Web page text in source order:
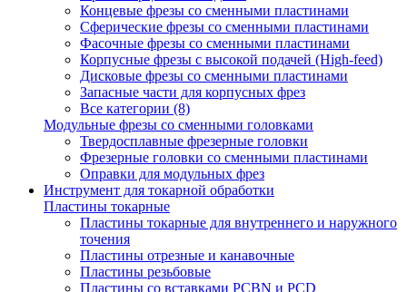
Концевые фрезы со сменными пластинами
Сферические фрезы со сменными пластинами
Фасочные фрезы со сменными пластинами
Корпусные фрезы с высокой подачей (High-feed)
Дисковые фрезы со сменными пластинами
Запасные части для корпусных фрез
Все категории (8)
Модульные фрезы со сменными головками
Твердосплавные фрезерные головки
Фрезерные головки со сменными пластинами
Оправки для модульных фрез
Инструмент для токарной обработки
Пластины токарные
Пластины токарные для внутреннего и наружного
точения
Пластины отрезные и канавочные
Пластины резьбовые
Пластины со вставками PCBN и PCD